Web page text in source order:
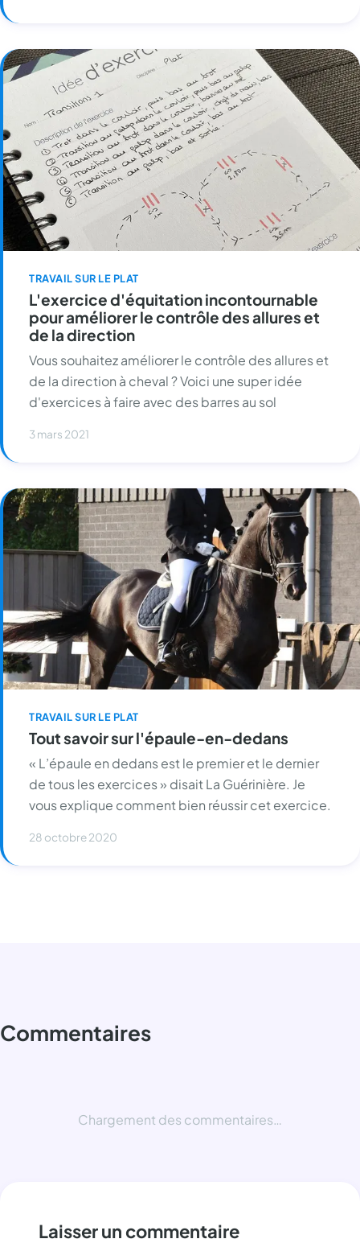
TRAVAIL SUR LE PLAT
L'exercice d'équitation incontournable
pour améliorer le contrôle des allures et
de la direction
Vous souhaitez améliorer le contrôle des allures et
de la direction à cheval ? Voici une super idée
d'exercices à faire avec des barres au sol
3 mars 2021
TRAVAIL SUR LE PLAT
Tout savoir sur l'épaule-en-dedans
« L’épaule en dedans est le premier et le dernier
de tous les exercices » disait La Guérinière. Je
vous explique comment bien réussir cet exercice.
28 octobre 2020
Commentaires
Chargement des commentaires…
Laisser un commentaire